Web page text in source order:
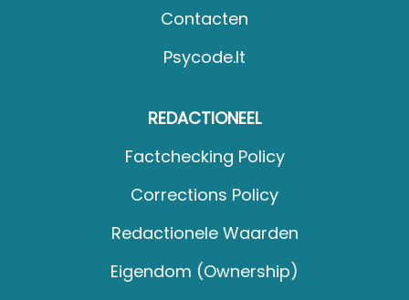
Contacten
Psycode.it
REDACTIONEEL
Factchecking Policy
Corrections Policy
Redactionele Waarden
Eigendom (Ownership)